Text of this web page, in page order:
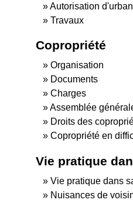
Autorisation
Travaux
Copropriété
Organisation
Documents
Charges
Assemblée
Droits des
Copropriété en
Vie pratique
Vie pratique dans
Nuisances de